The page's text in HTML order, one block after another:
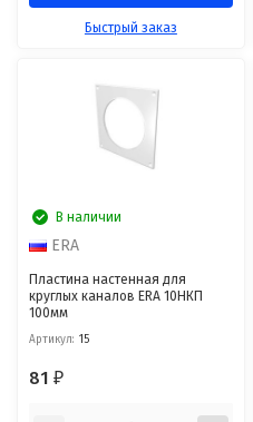
Быстрый заказ
В наличии
ERA
Пластина настенная для
круглых каналов ERA 10НКП
100мм
Артикул: 15
81₽